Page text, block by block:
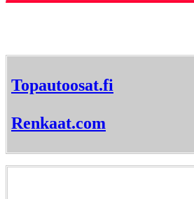
Topautoosat.fi
Renkaat.com